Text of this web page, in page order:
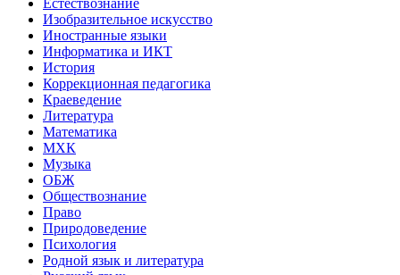
Изобразительное искусство
Иностранные языки
Информатика и ИКТ
История
Коррекционная педагогика
Краеведение
Литература
Математика
МХК
Музыка
ОБЖ
Обществознание
Право
Природоведение
Психология
Родной язык и литература